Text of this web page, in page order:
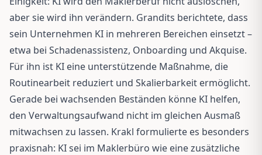
aber sie wird ihn verändern. Grandits berichtete, dass
sein Unternehmen KI in mehreren Bereichen einsetzt –
etwa bei Schadenassistenz, Onboarding und Akquise.
Für ihn ist KI eine unterstützende Maßnahme, die
Routinearbeit reduziert und Skalierbarkeit ermöglicht.
Gerade bei wachsenden Beständen könne KI helfen,
den Verwaltungsaufwand nicht im gleichen Ausmaß
mitwachsen zu lassen. Krakl formulierte es besonders
praxisnah: KI sei im Maklerbüro wie eine zusätzliche